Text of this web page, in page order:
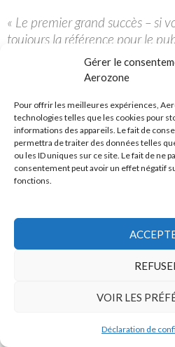
Gérer le
Aerozone
Pour offrir les meilleures expériences,
technologies telles que les cookies pour
informations des appareils. Le fait de
permettra de traiter des données telles
ou les ID uniques sur ce site. Le fait de ne
consentement peut avoir un effet négatif
fonctions.
VOIR LES
Déclaration de
« Le premier grand succès – si
toujours la référence pour le
sera toujours « Pulp Fiction ».
de désert m’ont moins étonné,
J’ai toujours considéré que les
sont des accidents, et que de
la vie tout court, ça se situe au
08/10/2015)
Dernière mise à jour le 22.04.2017
Article lu 3646 fois